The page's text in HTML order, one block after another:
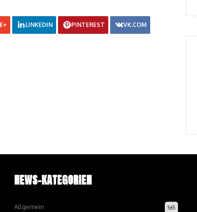
LINKEDIN PINTEREST VK.COM
NEWS-KATEGORIEN
Allgemein 565